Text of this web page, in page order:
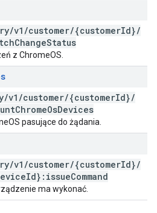
/v1 /customer/{customerId}/
ChangeStatus
z ChromeOS.
/v1 /customer/{customerId}/
ChromeOsDevices
pasujące do żądania.
/v1 /customer/{customerId}/
Id}:issueCommand
ma wykonać.